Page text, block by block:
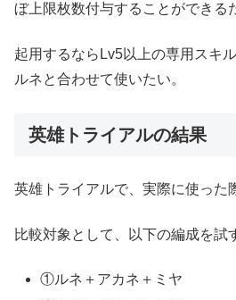
ぼ上限枚数付与することができる
起用するならLv5以上の専用スキ
ルネと合わせて使いたい。
英雄トライアルの結果
英雄トライアルで、実際に使った
比較対象として、以下の編成を試
①ルネ＋アカネ＋ミヤ